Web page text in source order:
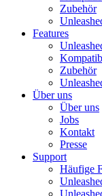
Zubehör
Features
Zubehör
Über uns
Über uns
Jobs
Kontakt
Presse
Support
Häufige